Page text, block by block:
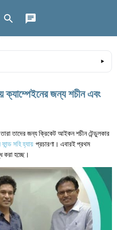
ক্যাম্পেইনের জন্য শচীন এবং
তাদের জন্য ক্রিকেট আইকন শচীন টেন্ডুলকার
সহি হ্যায় প্রচারণা। এবারই প্রথম
করা হচ্ছে।